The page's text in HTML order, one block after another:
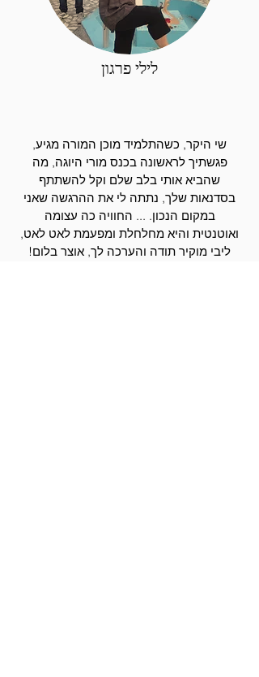
לילי פרגון
שי היקר, כשהתלמיד מוכן המורה מגיע,
פגשתיך לראשונה בכנס מורי היוגה, מה
שהביא אותי בלב שלם וקל להשתתף
בסדנאות שלך, נתתה לי את ההרגשה שאני
במקום הנכון. ... החוויה כה עצומה
ואוטנטית והיא מחלחלת ומפעמת לאט לאט,
ליבי מוקיר תודה והערכה לך, אוצר בלום!